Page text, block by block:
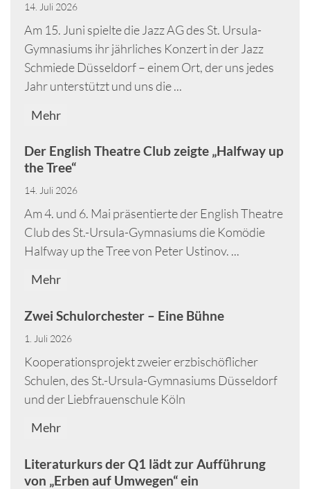
14. Juli 2026
Am 15. Juni spielte die Jazz AG des St. Ursula-
Gymnasiums ihr jährliches Konzert in der Jazz
Schmiede Düsseldorf – einem Ort, der uns jedes
Jahr unterstützt und uns die ...
Mehr
Der English Theatre Club zeigte „Halfway up
the Tree“
14. Juli 2026
Am 4. und 6. Mai präsentierte der English Theatre
Club des St.-Ursula-Gymnasiums die Komödie
Halfway up the Tree von Peter Ustinov. ...
Mehr
Zwei Schulorchester – Eine Bühne
1. Juli 2026
Kooperationsprojekt zweier erzbischöflicher
Schulen, des St.-Ursula-Gymnasiums Düsseldorf
und der Liebfrauenschule Köln
Mehr
Literaturkurs der Q1 lädt zur Aufführung
von „Erben auf Umwegen“ ein